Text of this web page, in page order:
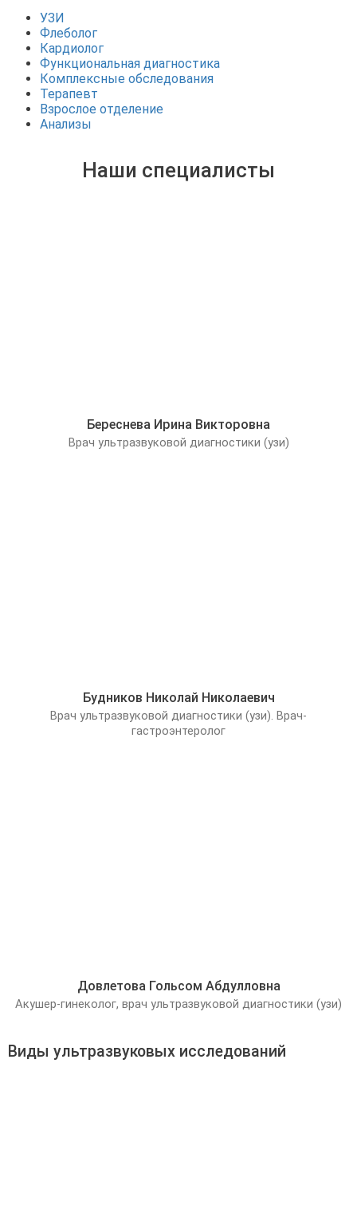
УЗИ
Флеболог
Кардиолог
Функциональная диагностика
Комплексные обследования
Терапевт
Взрослое отделение
Анализы
Наши специалисты
Береснева Ирина Викторовна
Врач ультразвуковой диагностики (узи)
Будников Николай Николаевич
Врач ультразвуковой диагностики (узи). Врач-
гастроэнтеролог
Довлетова Гольсом Абдулловна
Акушер-гинеколог, врач ультразвуковой диагностики (узи)
Виды ультразвуковых исследований